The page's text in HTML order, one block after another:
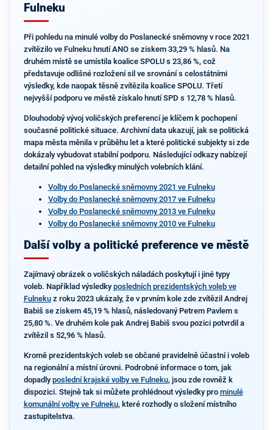
Fulneku
Při pohledu na minulé volby do Poslanecké sněmovny v roce 2021
zvítězilo ve Fulneku hnutí ANO se ziskem 33,29 % hlasů. Na
druhém místě se umístila koalice SPOLU s 23,86 %, což
představuje odlišné rozložení sil ve srovnání s celostátními
výsledky, kde naopak těsně zvítězila koalice SPOLU. Třetí
nejvyšší podporu ve městě získalo hnutí SPD s 12,78 % hlasů.
Dlouhodobý vývoj voličských preferencí je klíčem k pochopení
současné politické situace. Archivní data ukazují, jak se politická
mapa města měnila v průběhu let a které politické subjekty si zde
dokázaly vybudovat stabilní podporu. Následující odkazy nabízejí
detailní pohled na výsledky minulých volebních klání.
Volby do Poslanecké sněmovny 2021 ve Fulneku
Volby do Poslanecké sněmovny 2017 ve Fulneku
Volby do Poslanecké sněmovny 2013 ve Fulneku
Volby do Poslanecké sněmovny 2010 ve Fulneku
Další volby a politické preference ve městě
Zajímavý obrázek o voličských náladách poskytují i jiné typy
voleb. Například výsledky posledních prezidentských voleb ve
Fulnekuz roku 2023 ukázaly, že v prvním kole zde zvítězil Andrej
Babiš se ziskem 45,19 % hlasů, následovaný Petrem Pavlem s
25,80 %. Ve druhém kole pak Andrej Babiš svou pozici potvrdil a
zvítězil s 52,96 % hlasů.
Kromě prezidentských voleb se občané pravidelně účastní i voleb
na regionální a místní úrovni. Podrobné informace o tom, jak
dopadly poslední krajské volby ve Fulneku, jsou zde rovněž k
dispozici. Stejně tak si můžete prohlédnout výsledky pro minulé
komunální volby ve Fulneku, které rozhodly o složení místního
zastupitelstva.